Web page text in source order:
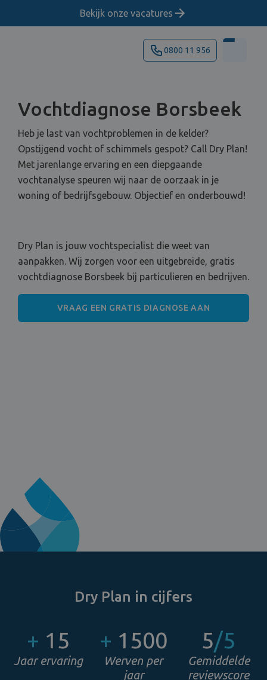
Bekijk onze vacatures
0800 11 956
Vochtdiagnose Borsbeek
Heb je last van vochtproblemen in de kelder?
Opstijgend vocht of schimmels gespot? Call Dry Plan!
Met jarenlange ervaring en een diepgaande
vochtanalyse speuren wij naar de oorzaak in je
woning of bedrijfsgebouw. Objectief en onderbouwd!
Dry Plan is jouw vochtspecialist die weet van
aanpakken. Wij zorgen voor een uitgebreide, gratis
vochtdiagnose Borsbeek bij particulieren en bedrijven.
VRAAG EEN GRATIS DIAGNOSE AAN
Dry Plan in cijfers
+ 15
Jaar ervaring
+ 1500
Werven per
jaar
5/5
Gemiddelde
reviewscore